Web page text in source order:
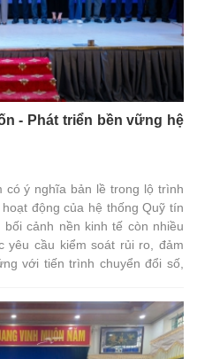
- Phát triển bền vững hệ
có ý nghĩa bản lề trong lộ trình
động của hệ thống Quỹ tín
cảnh nền kinh tế còn nhiều
yêu cầu kiểm soát rủi ro, đảm
với tiến trình chuyển đổi số,
nét. Hoạt động điều hòa vốn
nhu cầu trước mắt mà còn
triển ổn định, bền vững của